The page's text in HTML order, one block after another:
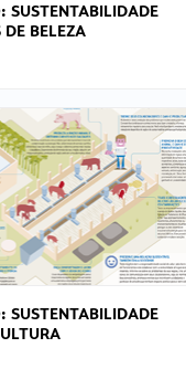
SUSTENTABILIDADE
DE BELEZA
SUSTENTABILIDADE